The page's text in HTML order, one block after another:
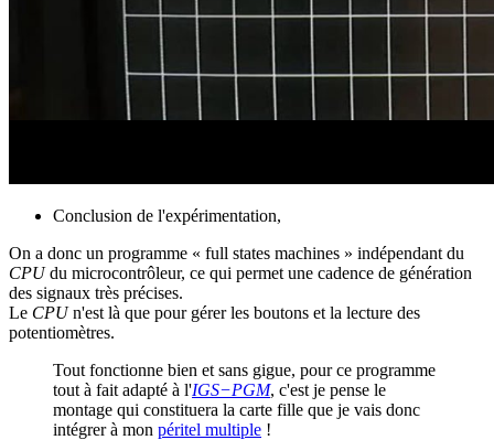
Conclusion de l'expérimentation,
On a donc un programme « full states machines » indépendant du
CPUdu microcontrôleur, ce qui permet une cadence de génération
des signaux très précises.
Le CPUn'est là que pour gérer les boutons et la lecture des
potentiomètres.
Tout fonctionne bien et sans gigue, pour ce programme
tout à fait adapté à l'IGS−PGM, c'est je pense le
montage qui constituera la carte fille que je vais donc
intégrer à mon péritel multiple !